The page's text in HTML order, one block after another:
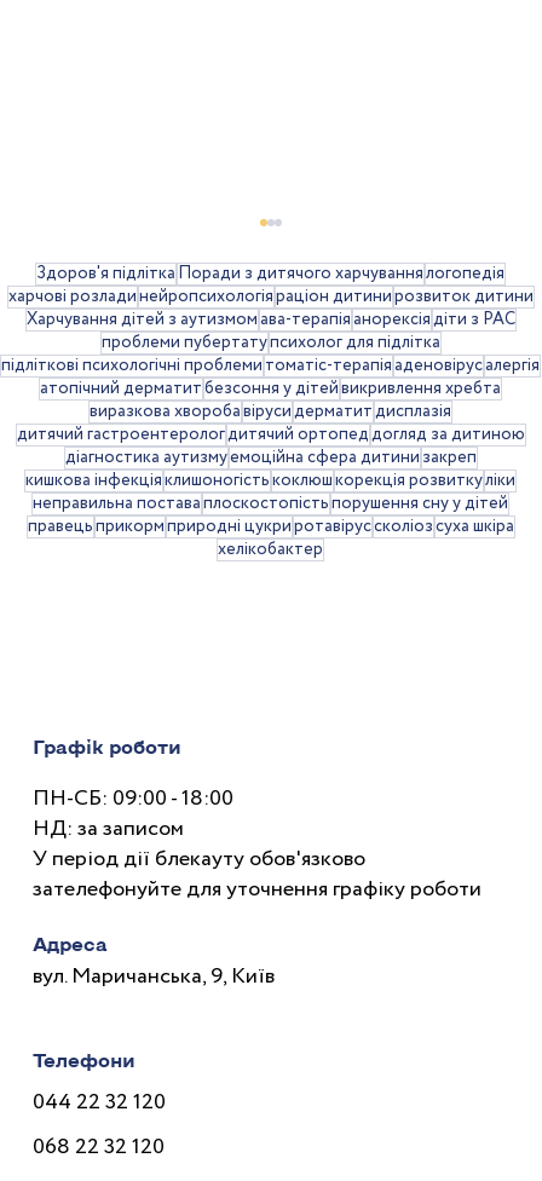
Закреп у дітей: що потрібно знати
батькам
Здоров'я підлітка Поради з дитячого харчуваннялогопедія
харчові розладинейропсихологіяраціон дитинирозвиток дитини
Харчування дітей з аутизмомава-терапіяанорексіядіти з РАС
проблеми пубертатупсихолог для підлітка
підліткові психологічні проблеми томатіс-терапіяаденовірусалергія
атопічний дерматитбезсоння у дітейвикривлення хребта
виразкова хворобавірусидерматитдисплазія
дитячий гастроентерологдитячий ортопеддогляд за дитиною
діагностика аутизмуемоційна сфера дитини закреп
кишкова інфекціяклишоногістькоклюшкорекція розвиткуліки
неправильна поставаплоскостопістьпорушення сну у дітей
правецьприкормприродні цукриротавіруссколіозсуха шкіра
хелікобактер
Графік роботи
ПН-СБ: 09:00 - 18:00
НД: за записом
У період дії блекауту обов'язково
зателефонуйте для уточнення графіку роботи
Адреса
вул. Маричанська, 9, Київ
Телефони
044 22 32 120
068 22 32 120